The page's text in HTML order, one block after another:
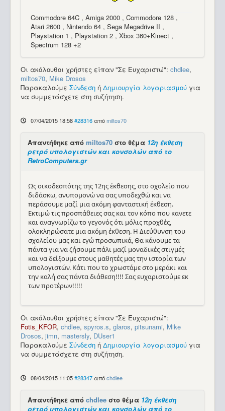
Commodore 64C , Amiga 2000 , Commodore 128 ,
Atari 2600 , Nintendo 64 , Sega Megadrive II ,
Playstation 1 , Playstation 2 , Xbox 360+Kinect ,
Spectrum 128 +2
Οι ακόλουθοι χρήστες είπαν "Σε Ευχαριστώ": chdlee,
miltos70, Mike Drosos
Παρακαλούμε Σύνδεση ή Δημιουργία λογαριασμού για
να συμμετάσχετε στη συζήτηση.
07/04/2015 18:58 #28316 απόmiltos70
Απαντήθηκε από miltos70 στο θέμα 12η έκθεση
ρετρό υπολογιστών και κονσολών από το
RetroComputers.gr
Ως οικοδεσπότης της 12ης έκθεσης, στο σχολείο που
διδάσκω, ανυπομονώ να σας υποδεχθώ και να
περάσουμε μαζί μια ακόμη φανταστική έκθεση.
Εκτιμώ τις προσπάθειες σας και τον κόπο που κανετε
και αναγνωρίζω το γεγονός ότι μόλις προχθές,
ολοκληρώσατε μια ακόμη έκθεση. Η Διεύθυνση του
σχολείου μας και εγώ προσωπικά, Θα κάνουμε τα
πάντα για να ζήσουμε πάλι μαζί μοναδικές στιγμές
και να δείξουμε στους μαθητές μας την ιστορία των
υπολογιστών. Κάτι που το χρωστάμε στο μεράκι και
την καλή σας πάντα διάθεση!!!! Σας ευχαριστούμε εκ
των προτέρων!!!!!
Οι ακόλουθοι χρήστες είπαν "Σε Ευχαριστώ":
Fotis_KFOR, chdlee, spyros.s, glaros, pitsunami, Mike
Drosos, jimn, mastersly, DUser1
Παρακαλούμε Σύνδεση ή Δημιουργία λογαριασμού για
να συμμετάσχετε στη συζήτηση.
08/04/2015 11:05 #28347 απόchdlee
Απαντήθηκε από chdlee στο θέμα 12η έκθεση
ρετρό υπολογιστών και κονσολών από το